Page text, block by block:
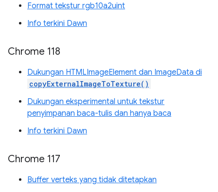
Format tekstur rgb10a2uint
Info terkini Dawn
Chrome 118
Dukungan HTMLImageElement dan ImageData di
copyExternalImageToTexture()
Dukungan eksperimental untuk tekstur
penyimpanan baca-tulis dan hanya baca
Info terkini Dawn
Chrome 117
Buffer verteks yang tidak ditetapkan